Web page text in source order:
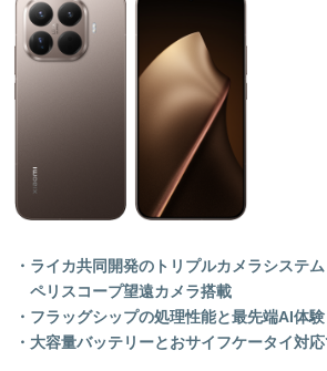
・ ライカ共同開発のトリプルカメラシステム
ペリスコープ望遠カメラ搭載
・ フラッグシップの処理性能と最先端AI体験
・ 大容量バッテリーとおサイフケータイ対